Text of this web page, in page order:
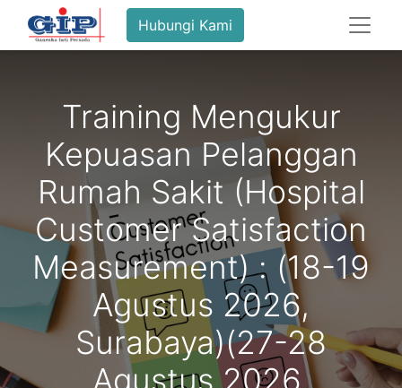
Hubungi Kami
Training Mengukur
Kepuasan Pelanggan
Rumah Sakit (Hospital
Customer Satisfaction
Measurement) : (18-19
Agustus 2026,
Surabaya)(27-28